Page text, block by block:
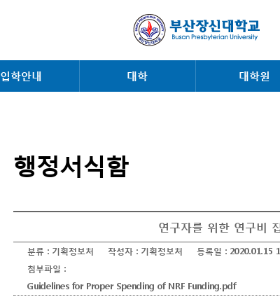
입학안내 대학 대학원
행정서식함
연구자를 위한 연구비
분류 : 기획정보처 작성자 : 기획정보처 등록일 : 2020.01.15
첨부파일 :
Guidelines for Proper Spending of NRF Funding.pdf